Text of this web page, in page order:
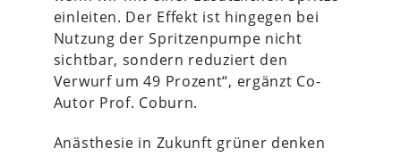
einleiten. Der Effekt ist hingegen bei
Nutzung der Spritzenpumpe nicht
sichtbar, sondern reduziert den
Verwurf um 49 Prozent“, ergänzt Co-
Autor Prof. Coburn.
Anästhesie in Zukunft grüner denken